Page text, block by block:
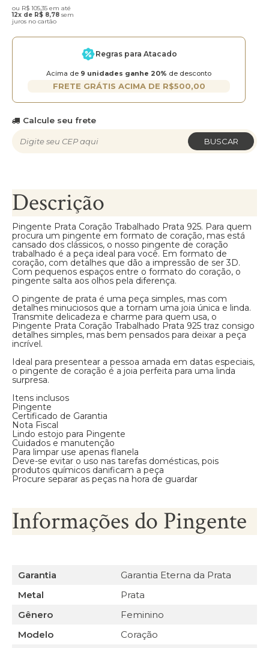
ou R$ 105,35 em até
12x de R$ 8,78 sem
juros no cartão
Regras para Atacado
Acima de 9 unidades ganhe 20% de desconto
FRETE GRÁTIS ACIMA DE R$500,00
Calcule seu frete
BUSCAR
Descrição
Pingente Prata Coração Trabalhado Prata 925. Para quem
procura um pingente em formato de coração, mas está
cansado dos clássicos, o nosso pingente de coração
trabalhado é a peça ideal para você. Em formato de
coração, com detalhes que dão a impressão de ser 3D.
Com pequenos espaços entre o formato do coração, o
pingente salta aos olhos pela diferença.
O pingente de prata é uma peça simples, mas com
detalhes minuciosos que a tornam uma joia única e linda.
Transmite delicadeza e charme para quem usa, o
Pingente Prata Coração Trabalhado Prata 925 traz consigo
detalhes simples, mas bem pensados para deixar a peça
incrível.
Ideal para presentear a pessoa amada em datas especiais,
o pingente de coração é a joia perfeita para uma linda
surpresa.
Itens inclusos
Pingente
Certificado de Garantia
Nota Fiscal
Lindo estojo para Pingente
Cuidados e manutenção
Para limpar use apenas flanela
Deve-se evitar o uso nas tarefas domésticas, pois
produtos químicos danificam a peça
Procure separar as peças na hora de guardar
Informações do Pingente
Garantia
Garantia Eterna da Prata
Metal
Prata
Gênero
Feminino
Modelo
Coração